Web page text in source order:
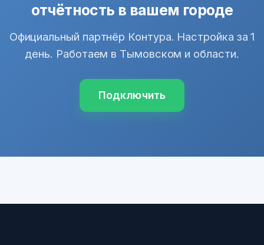
отчётность в вашем городе
Официальный партнёр Контура. Настройка за 1
день. Работаем в Тымовском и области.
Подключить